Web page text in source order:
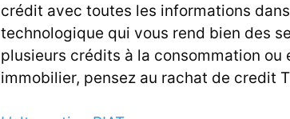
crédit avec toutes les informations
technologique qui vous rend bien des
plusieurs crédits à la consommation ou
immobilier, pensez au rachat de credit